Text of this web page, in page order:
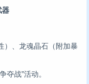
器
）、龙魂晶石（附加暴
夺战”活动。